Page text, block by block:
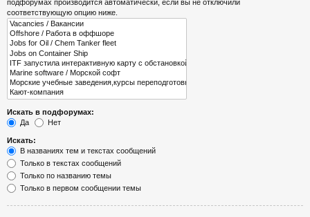
подфорумах производится автоматически, если вы не отключили
соответствующую опцию ниже.
Искать в подфорумах:
Да
Нет
Искать:
В названиях тем и текстах сообщений
Только в текстах сообщений
Только по названию темы
Только в первом сообщении темы